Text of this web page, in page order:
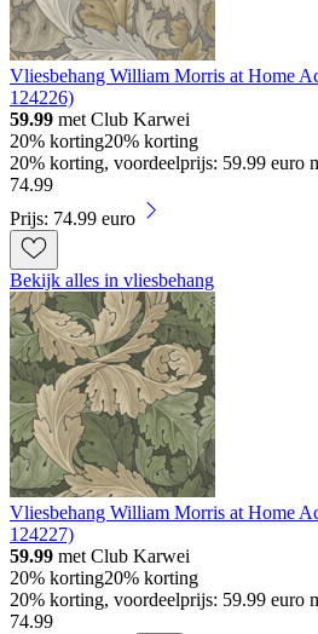
Vliesbehang William Morris at Home
124226)
59.99 met Club Karwei
20% korting20% korting
20% korting, voordeelprijs: 59.99 euro
74.99
Prijs: 74.99 euro
Bekijk alles in vliesbehang
Vliesbehang William Morris at Home
124227)
59.99 met Club Karwei
20% korting20% korting
20% korting, voordeelprijs: 59.99 euro
74.99